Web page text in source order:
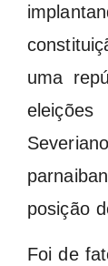
uma
posição
Foi de